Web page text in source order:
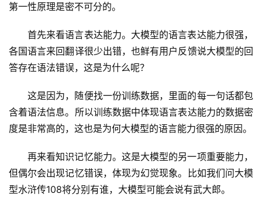
第一性原理是密不可分的。
首先来看语言表达能力。大模型的语言表达能力很强，
各国语言来回翻译很少出错，也鲜有用户反馈说大模型的回
答存在语法错误，这是为什么呢？
这是因为，随便找一份训练数据，里面的每一句话都包
含着语法信息。所以训练数据中体现语言表达能力的数据密
度是非常高的，这也是为何大模型的语言能力很强的原因。
再来看知识记忆能力。这是大模型的另一项重要能力，
但偶尔会出现记忆错误，体现为幻觉现象。比如我们问大模
型水浒传108将分别有谁，大模型可能会说有武大郎。